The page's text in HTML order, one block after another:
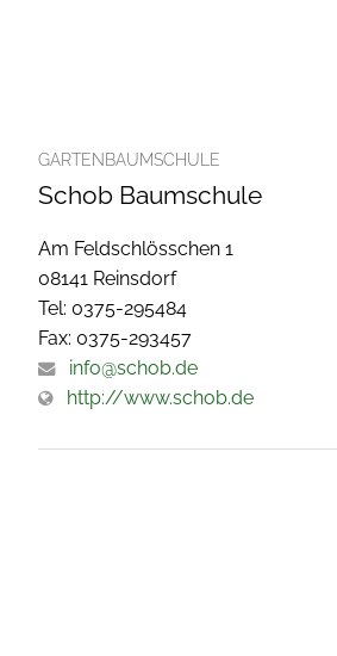
GARTENBAUMSCHULE
Schob Baumschule
Am Feldschlösschen 1
08141 Reinsdorf
Tel: 0375-295484
Fax: 0375-293457
info@schob.de
http://www.schob.de